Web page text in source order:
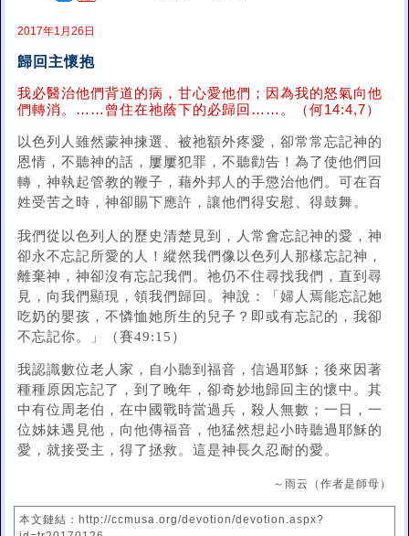
2017年1月26日
歸回主懷抱
我必醫治他們背道的病，甘心愛他們；因為我的怒氣向他
們轉消。……曾住在祂蔭下的必歸回……。（何14:4,7）
以色列人雖然蒙神揀選、被祂額外疼愛，卻常常忘記神的
恩情，不聽神的話，屢屢犯罪，不聽勸告！為了使他們回
轉，神執起管教的鞭子，藉外邦人的手懲治他們。可在百
姓受苦之時，神卻賜下應許，讓他們得安慰、得鼓舞。
我們從以色列人的歷史清楚見到，人常會忘記神的愛，神
卻永不忘記所愛的人！縱然我們像以色列人那樣忘記神，
離棄神，神卻沒有忘記我們。祂仍不住尋找我們，直到尋
見，向我們顯現，領我們歸回。神說：「婦人焉能忘記她
吃奶的嬰孩，不憐恤她所生的兒子？即或有忘記的，我卻
不忘記你。」（賽49:15）
我認識數位老人家，自小聽到福音，信過耶穌；後來因著
種種原因忘記了，到了晚年，卻奇妙地歸回主的懷中。其
中有位周老伯，在中國戰時當過兵，殺人無數；一日，一
位姊妹遇見他，向他傳福音，他猛然想起小時聽過耶穌的
愛，就接受主，得了拯救。這是神長久忍耐的愛。
～雨云（作者是師母）
本文鏈結：http://ccmusa.org/devotion/devotion.aspx?